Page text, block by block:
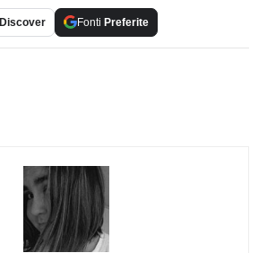
Discover Fonti Preferite